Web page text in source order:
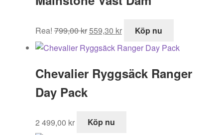
Rea! 799,00kr
ursprungliga
priset
799,00 kr.
559,30 kr
nuvarande
priset
559,30 kr.
Köp nu
Chevalier Ryggsäck Ranger
Day Pack
2 499,00 kr Köp nu